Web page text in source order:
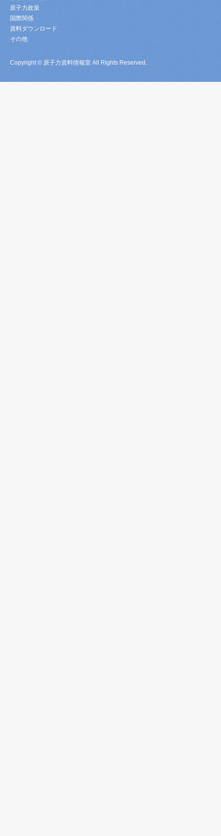
原子力政策
国際関係
資料ダウンロード
その他
Copyright © 原子力資料情報室 All Rights Reserved.